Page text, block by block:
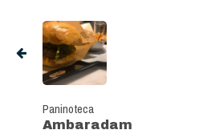
Paninoteca
Ambaradam